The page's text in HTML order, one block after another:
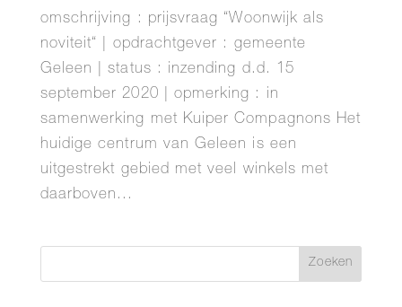
omschrijving : prijsvraag “Woonwijk als
noviteit“ | opdrachtgever : gemeente
Geleen | status : inzending d.d. 15
september 2020 | opmerking : in
samenwerking met Kuiper Compagnons Het
huidige centrum van Geleen is een
uitgestrekt gebied met veel winkels met
daarboven...